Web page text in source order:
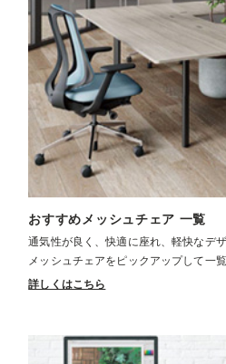
おすすめメッシュチェア 一覧
通気性が良く、快適に座れ、軽快なデ
メッシュチェアをピックアップして一
詳しくはこちら